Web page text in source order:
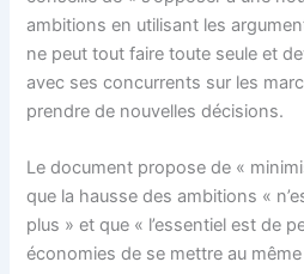
ambitions en utilisant les
ne peut tout faire toute seule et
avec ses concurrents sur les
prendre de nouvelles décisions.
Le document propose de «
que la hausse des ambitions «
plus » et que « l’essentiel est de
économies de se mettre au même